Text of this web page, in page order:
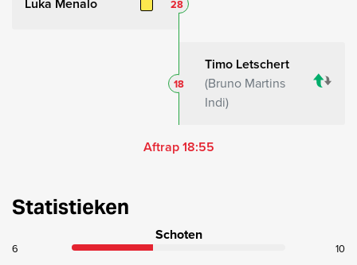
Luka Menalo 28
Timo Letschert
Bruno Martins
Indi
18
Aftrap 18:55
Statistieken
Schoten
6 10